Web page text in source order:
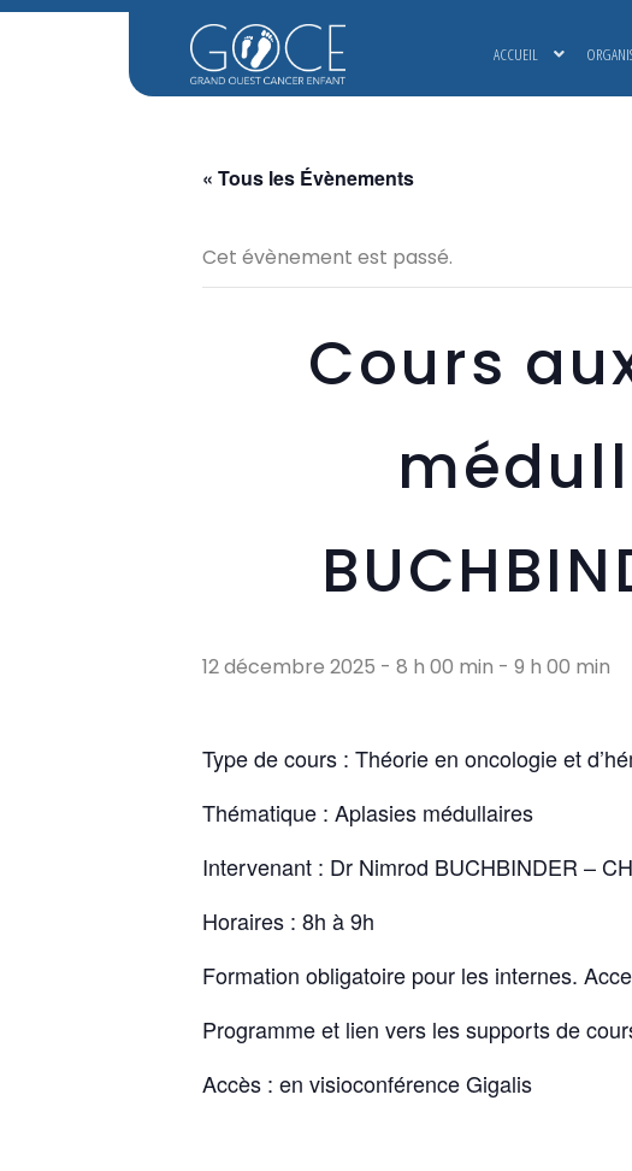
ACCUEIL
« Tous les Évènements
Cet évènement est passé.
Cours
12 décembre 2025 - 8 h 00 min - 9 h 00 min
Type de cours : Théorie en oncologie et
Thématique : Aplasies médullaires
Intervenant : Dr Nimrod BUCHBINDER –
Horaires : 8h à 9h
Formation obligatoire pour les internes.
Programme et lien vers les supports de
Accès : en visioconférence Gigalis